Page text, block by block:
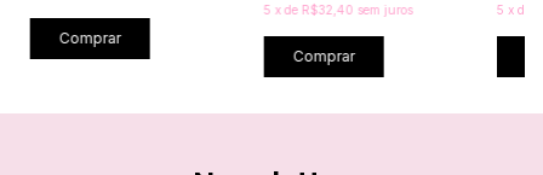
Comprar
5 xde R$32,40 sem juros
Comprar
5 x de